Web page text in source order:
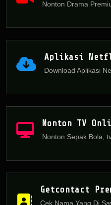
Nonton Drama
Aplikasi
Download Aplikasi
Nonton TV
Nonton Sepak Bola,
Getcontact
Cek Nama Yang Di